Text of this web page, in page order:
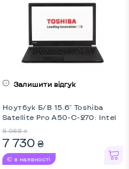
Залишити відгук
Ноутбук Б/В 15.6" Toshiba
Satellite Pro A50-C-270: Intel
8 988 ₴
7 730 ₴
Є в наявності